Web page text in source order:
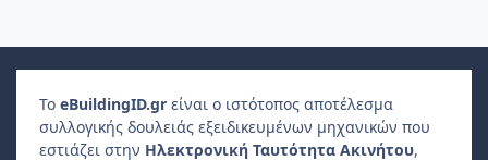
Το eBuildingID.gr είναι ο ιστότοπος αποτέλεσμα
συλλογικής δουλειάς εξειδικευμένων μηχανικών που
εστιάζει στην Ηλεκτρονική Ταυτότητα Ακινήτου,